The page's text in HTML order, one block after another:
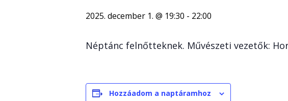
2025. december 1. @ 19:30 - 22:00
Néptánc felnőtteknek. Művészeti vezetők:
Hozzáadom a naptáramhoz